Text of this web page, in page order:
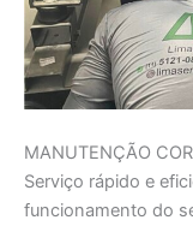
MANUTENÇÃO
Serviço rápido e
funcionamento do